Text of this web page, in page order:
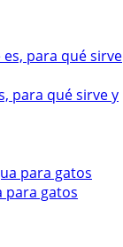
para qué sirve y
para gatos